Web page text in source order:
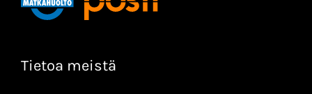
Tietoa meistä